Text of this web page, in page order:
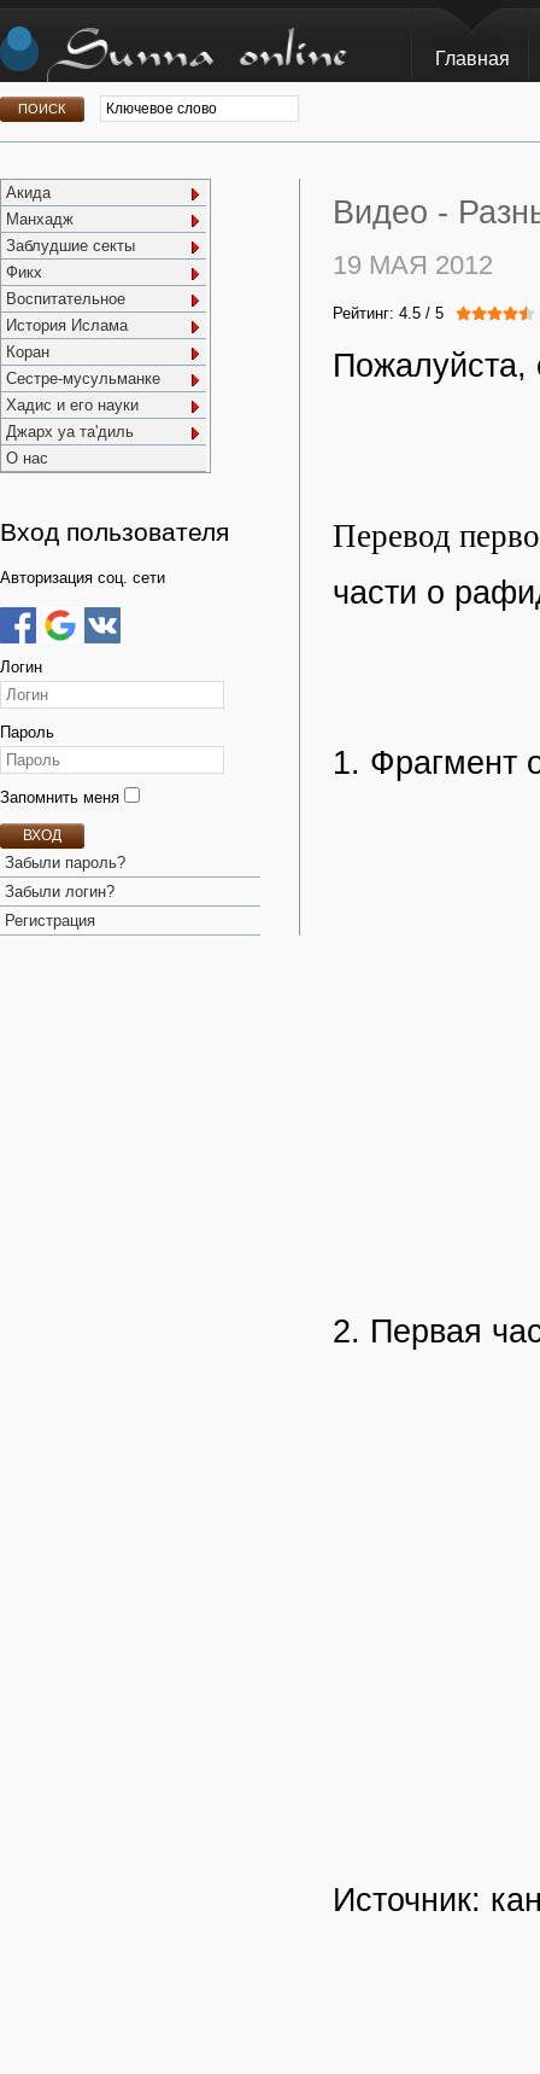
Главная
Акида
Манхадж
Заблудшие секты
Фикх
Воспитательное
История Ислама
Коран
Сестре-мусульманке
Хадис и его науки
Джарх уа та'диль
О нас
Вход пользователя
Авторизация соц. сети
Логин
Пароль
Запомнить меня
ВХОД
Забыли пароль?
Забыли логин?
Регистрация
Видео -
19 МАЯ 2012
Рейтинг: 4.5 / 5
Пожалуйста,
Перевод
части о
1. Фрагмент
2. Первая
Источник: